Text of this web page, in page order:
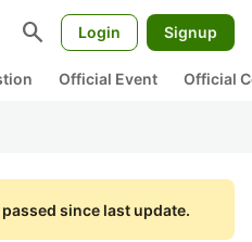
search Login Signup
Official Event Official
since last update.